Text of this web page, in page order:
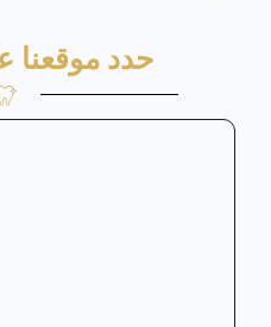
حدد موقعنا